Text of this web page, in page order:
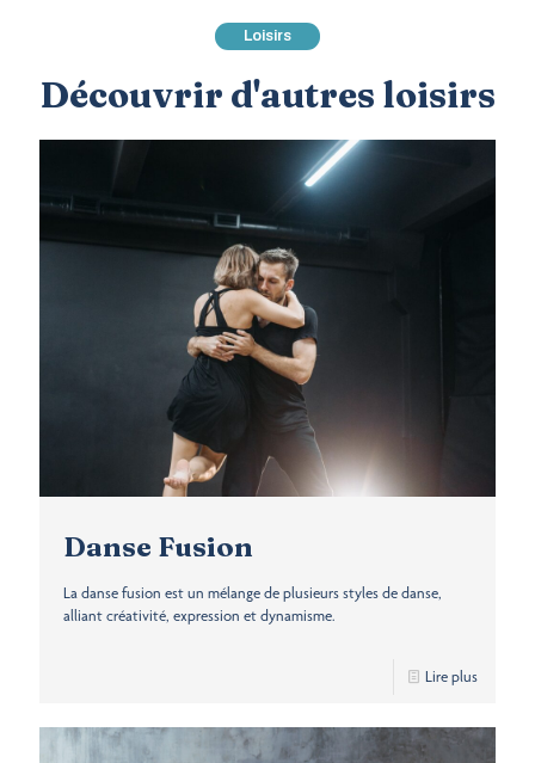
Loisirs
Découvrir d'autres loisirs
Danse Fusion
La danse fusion est un mélange de plusieurs styles de danse,
alliant créativité, expression et dynamisme.
Lire plus